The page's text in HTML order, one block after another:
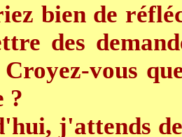
bien de
des
vous
?
j'attends